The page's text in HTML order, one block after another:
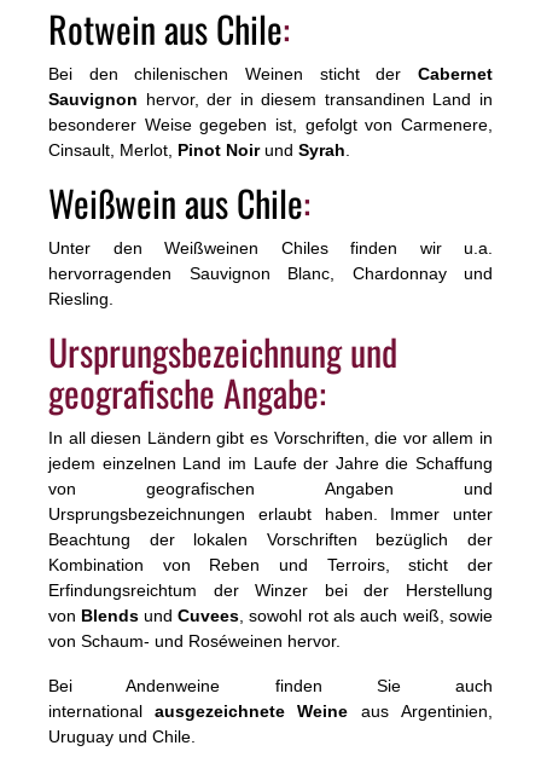
Rotwein aus Chile:
Bei den chilenischen Weinen sticht der Cabernet
Sauvignon hervor, der in diesem transandinen Land in
besonderer Weise gegeben ist, gefolgt von Carmenere,
Cinsault, Merlot, Pinot Noirund Syrah
Weißwein aus Chile:
Unter den Weißweinen Chiles finden wir u.a.
hervorragenden Sauvignon Blanc, Chardonnay und
Riesling.
Ursprungsbezeichnung und
geografische Angabe:
In all diesen Ländern gibt es Vorschriften, die vor allem in
jedem einzelnen Land im Laufe der Jahre die Schaffung
von geografischen Angaben und
Ursprungsbezeichnungen erlaubt haben. Immer unter
Beachtung der lokalen Vorschriften bezüglich der
Kombination von Reben und Terroirs, sticht der
Erfindungsreichtum der Winzer bei der Herstellung
von Blends und Cuvees , sowohl rot als auch weiß, sowie
von Schaum- und Roséweinen hervor.
Bei Andenweine finden Sie auch
international ausgezeichnete Weine aus Argentinien,
Uruguay und Chile.